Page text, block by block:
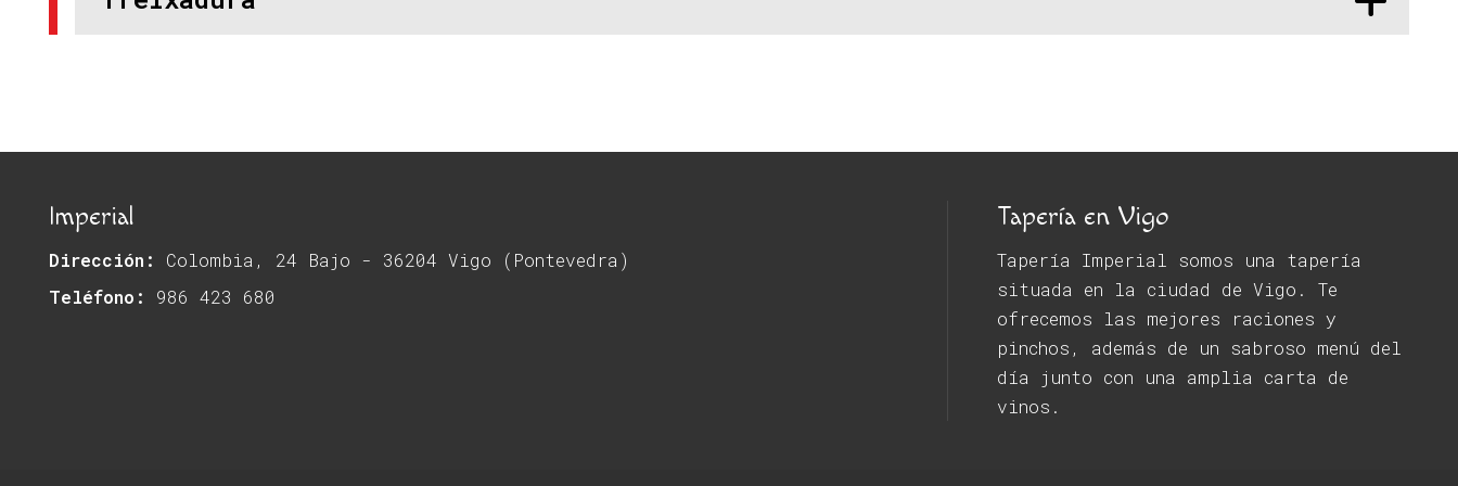
Imperial
Dirección:
Colombia, 24 Bajo - 36204 Vigo (Pontevedra)
Teléfono:
986 423 680
Tapería en Vigo
Tapería Imperial somos una tapería
situada en la ciudad de Vigo. Te
ofrecemos las mejores raciones y
pinchos, además de un sabroso menú del
día junto con una amplia carta de
vinos.